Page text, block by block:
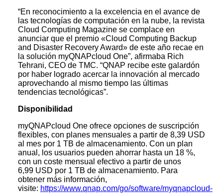
“En reconocimiento a la excelencia en el avance de
las tecnologías de computación en la nube, la revista
Cloud Computing Magazine se complace en
anunciar que el premio «Cloud Computing Backup
and Disaster Recovery Award» de este año recae en
la solución myQNAPcloud One”, afirmaba Rich
Tehrani, CEO de TMC. “QNAP recibe este galardón
por haber logrado acercar la innovación al mercado
aprovechando al mismo tiempo las últimas
tendencias tecnológicas”.
Disponibilidad
myQNAPcloud One ofrece opciones de suscripción
flexibles, con planes mensuales a partir de 8,39 USD
al mes por 1 TB de almacenamiento. Con un plan
anual, los usuarios pueden ahorrar hasta un 18 %,
con un coste mensual efectivo a partir de unos
6,99 USD por 1 TB de almacenamiento. Para
obtener más información,
visite: https://www.qnap.com/go/software/myqnapcloud-